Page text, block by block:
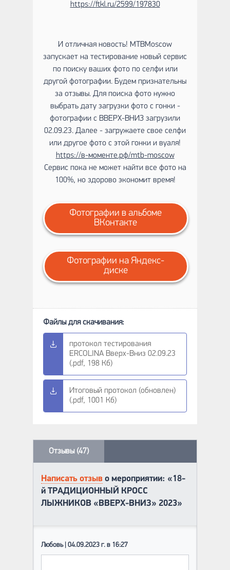
https://ftkl.ru/2599/197830
И отличная новость! MTBMoscow
запускает на тестирование новый сервис
по поиску ваших фото по селфи или
другой фотографии. Будем признательны
за отзывы. Для поиска фото нужно
выбрать дату загрузки фото с гонки -
фотографии с ВВЕРХ-ВНИЗ загрузили
02.09.23. Далее - загружаете свое селфи
или другое фото с этой гонки и вуаля!
https://в-моменте.рф/mtb-moscow
Сервис пока не может найти все фото на
100%, но здорово экономит время!
Фотографии в альбоме
ВКонтакте
Фотографии на Яндекс-
диске
протокол тестирования
ERCOLINA Вверх-Вниз 02.09.23
(.pdf, 198 Кб)
Итоговый протокол (обновлен)
(.pdf, 1001 Кб)
Отзывы (47)
Написать отзыв о мероприятии: «18-
й ТРАДИЦИОННЫЙ КРОСС
ЛЫЖНИКОВ «ВВЕРХ-ВНИЗ» 2023»
Любовь | 04.09.2023 г. в 16:27